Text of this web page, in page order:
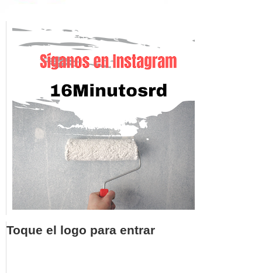
Toque el logo para entrar